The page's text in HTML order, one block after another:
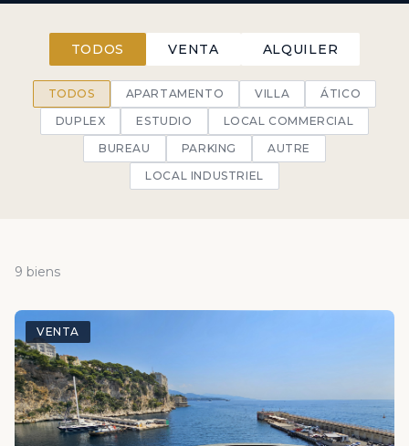
TODOS VENTA ALQUILER
TODOS APARTAMENTO VILLA
ÁTICO
DUPLEX
ESTUDIO
LOCAL COMMERCIAL
BUREAU
PARKING
AUTRE
LOCAL INDUSTRIEL
9 biens
VENTA